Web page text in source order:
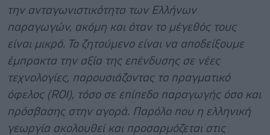
την ανταγωνιστικότητα των Ελλήνων
παραγωγών, ακόμη και όταν το μέγεθός τους
είναι μικρό. Το ζητούμενο είναι να αποδείξουμε
έμπρακτα την αξία της επένδυσης σε νέες
τεχνολογίες, παρουσιάζοντας το πραγματικό
όφελος (ROI), τόσο σε επίπεδο παραγωγής όσο και
πρόσβασης στην αγορά. Παρόλο που η ελληνική
γεωργία ακολουθεί και προσαρμόζεται στις